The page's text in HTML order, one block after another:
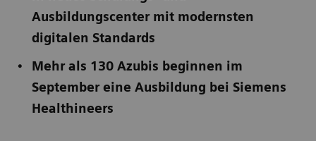
Ausbildungscenter mit modernsten
digitalen Standards
Mehr als 130 Azubis beginnen im
September eine Ausbildung bei Siemens
Healthineers